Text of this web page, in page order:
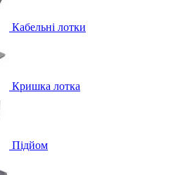
Кабельні лотки
Кришка лотка
Підйом